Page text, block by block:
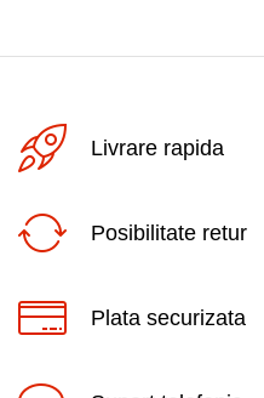
Livrare rapida
Posibilitate retur
Plata securizata